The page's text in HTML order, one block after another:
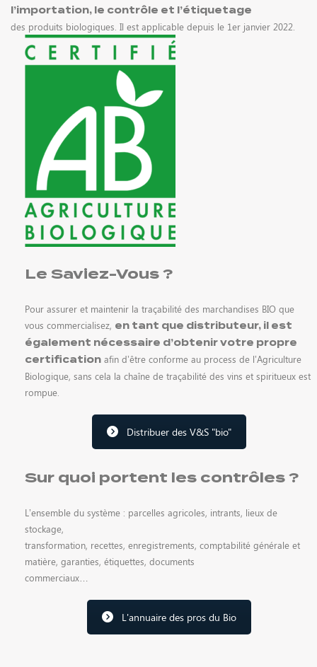
l’importation, le contrôle et l’étiquetage
des produits biologiques. Il est applicable depuis le 1er janvier 2022.
Le Saviez-Vous ?
Pour assurer et maintenir la traçabilité des marchandises BIO que
vous commercialisez, en tant que distributeur, il est
également nécessaire d’obtenir votre propre
certification afin d’être conforme au process de l’Agriculture
Biologique, sans cela la chaîne de traçabilité des vins et spiritueux est
rompue.
Distribuer des V&S "bio"
Sur quoi portent les contrôles ?
L’ensemble du système : parcelles agricoles, intrants, lieux de
stockage,
transformation, recettes, enregistrements, comptabilité générale et
matière, garanties, étiquettes, documents
commerciaux…
L'annuaire des pros du Bio